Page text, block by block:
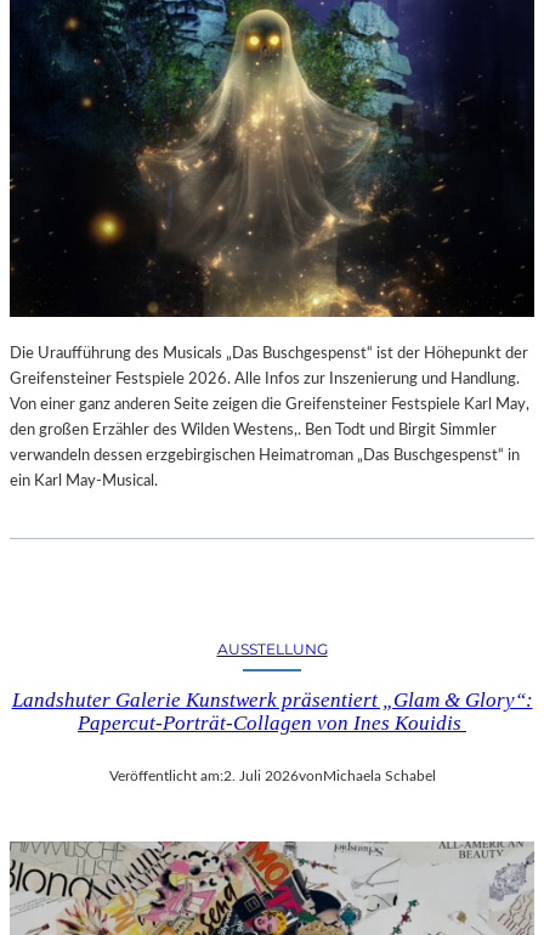
U
L
T
U
R
-
B
O
G
Die Uraufführung des Musicals „Das Buschgespenst“ ist der Höhepunkt der
Greifensteiner Festspiele 2026. Alle Infos zur Inszenierung und Handlung.
Von einer ganz anderen Seite zeigen die Greifensteiner Festspiele Karl May,
den großen Erzähler des Wilden Westens,. Ben Todt und Birgit Simmler
verwandeln dessen erzgebirgischen Heimatroman „Das Buschgespenst“ in
ein Karl May-Musical.
AUSSTELLUNG
Landshuter Galerie Kunstwerk präsentiert „Glam & Glory“:
Papercut-Porträt-Collagen von Ines Kouidis
Veröffentlicht am:2. Juli 2026vonMichaela Schabel